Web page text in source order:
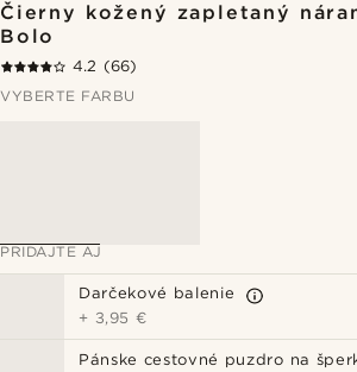
Čierny kožený zapletaný
Bolo
4.2 (66)
VYBERTE FARBU
PRIDAJTE AJ
Darčekové balenie
+ 3,95 €
Pánske cestovné puzdro na